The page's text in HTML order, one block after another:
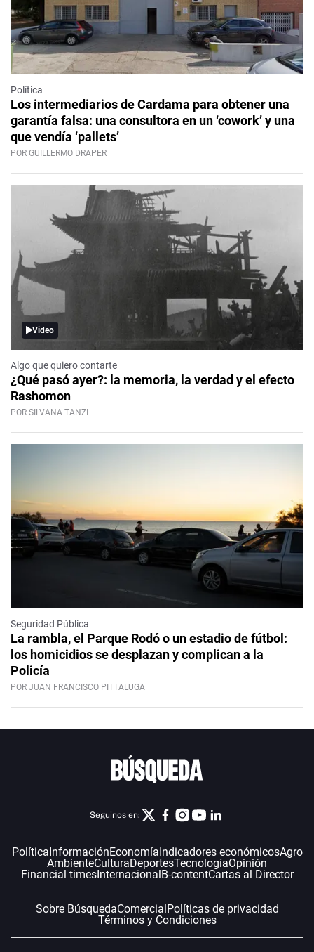
Política
Los intermediarios de Cardama para obtener una
garantía falsa: una consultora en un ‘cowork’ y una
que vendía ‘pallets’
POR GUILLERMO DRAPER
Video
Algo que quiero contarte
¿Qué pasó ayer?: la memoria, la verdad y el efecto
Rashomon
POR SILVANA TANZI
Seguridad Pública
La rambla, el Parque Rodó o un estadio de fútbol:
los homicidios se desplazan y complican a la
Policía
POR JUAN FRANCISCO PITTALUGA
Seguinos en:
Política InformaciónEconomía Indicadores económicosAgro
AmbienteCulturaDeportesTecnologíaOpinión
Financial timesInternacional B-contentCartas al Director
Sobre BúsquedaComercial Políticas de privacidad
Términos y Condiciones